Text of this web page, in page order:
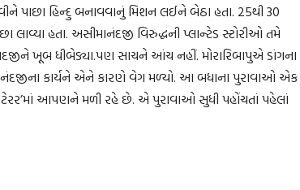
પાછા હિન્દુ બનાવવાનું મિશન લઈને બેઠા હતા. 25થી 30
લાવ્યા હતા. અસીમાનંદજી વિરુદ્ધની પ્લાન્ટેડ સ્ટોરીઓ તમે
ખૂબ ધીબેડ્યા.પણ સાચને આંચ નહીં. મોરારિબાપુએ ડાંગના
કાર્યને એને કારણે વેગ મળ્યો. આ બધાના પુરાવાઓ એક
આપણને મળી રહે છે. એ પુરાવાઓ સુધી પહોંચતાં પહેલાં